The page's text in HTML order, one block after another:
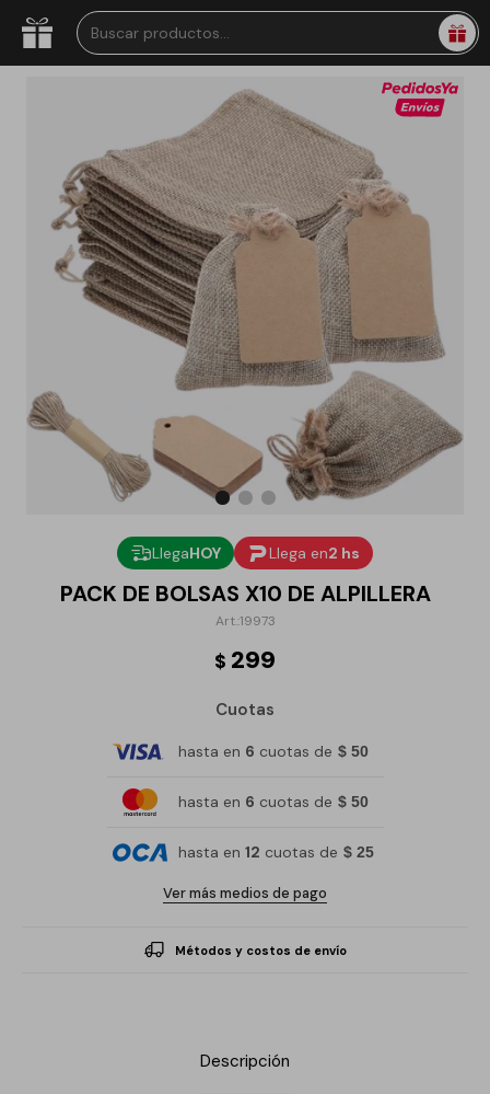
LlegaHOY Llega en2 hs
PACK DE BOLSAS X10 DE ALPILLERA
19973
$ 299
Cuotas
hasta en 6 cuotas de $ 50
hasta en 6 cuotas de $ 50
hasta en 12 cuotas de $ 25
Ver más medios de pago
Métodos y costos de envío
Descripción